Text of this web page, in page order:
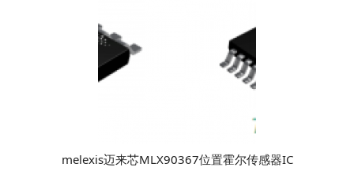
melexis迈来芯MLX90367位置霍尔传感器IC